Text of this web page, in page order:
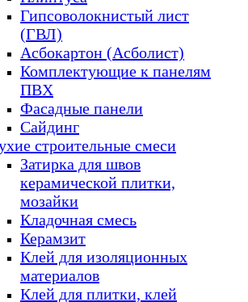
Гипсоволокнистый лист
(ГВЛ)
Асбокартон (Асболист)
Комплектующие к панелям
ПВХ
Фасадные панели
Сайдинг
строительные смеси
Затирка для швов
керамической плитки,
мозайки
Кладочная смесь
Керамзит
Клей для изоляционных
материалов
Клей для плитки, клей